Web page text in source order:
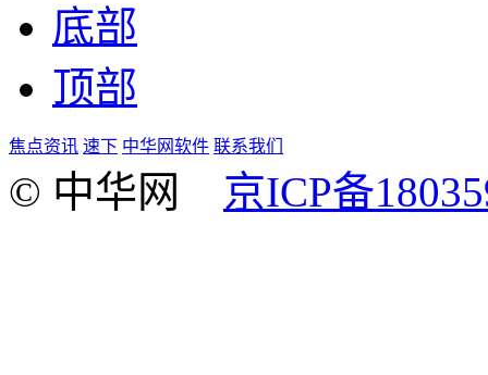
底部
顶部
焦点资讯 速下 中华网软件 联系我们
© 中华网 京ICP备